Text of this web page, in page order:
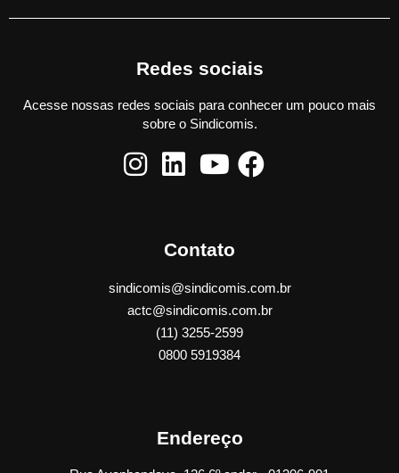
Redes sociais
Acesse nossas redes sociais para conhecer um pouco mais
sobre o Sindicomis.
Contato
sindicomis@sindicomis.com.br
actc@sindicomis.com.br
(11) 3255-2599
0800 5919384
Endereço